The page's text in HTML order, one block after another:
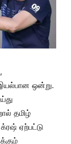
ஒன்று.
தமிழ்
ஏற்பட்டு